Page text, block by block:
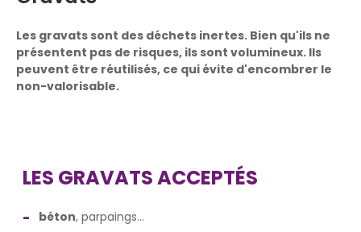
Les gravats sont des déchets inertes. Bien qu'ils ne
présentent pas de risques, ils sont volumineux. Ils
peuvent être réutilisés, ce qui évite d'encombrer le
non-valorisable.
LES GRAVATS ACCEPTÉS
béton, parpaings...